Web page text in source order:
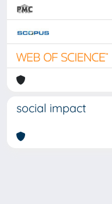
social impact